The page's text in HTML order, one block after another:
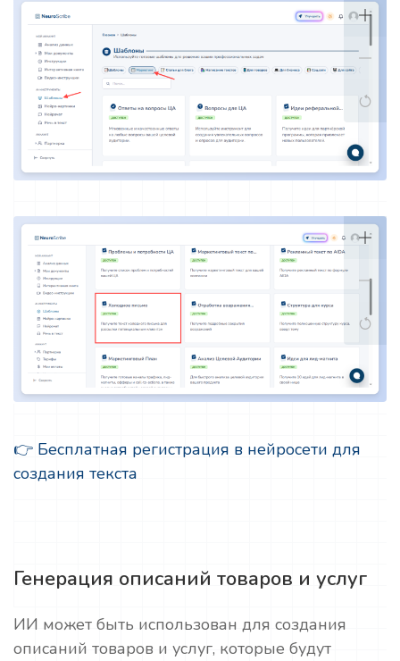
👉 Бесплатная регистрация в нейросети для
создания текста
Генерация описаний товаров и услуг
ИИ может быть использован для создания
описаний товаров и услуг, которые будут